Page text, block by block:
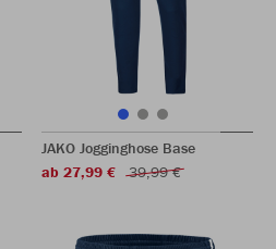
JAKO Jogginghose Base
ab 27,99 €
39,99 €